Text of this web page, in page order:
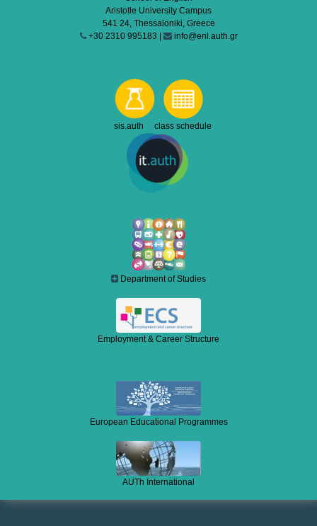
Aristotle University Campus
541 24, Thessaloniki, Greece
+30 2310 995183 |
info@enl.auth.gr
sis.auth class schedule
Department of Studies
Employment & Career Structure
European Educational Programmes
AUTh International